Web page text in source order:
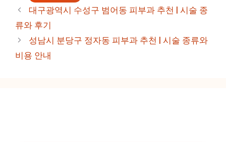
테
고
리
대구광역시 수성구 범어동 피부과 추천 | 시술 종
류와 후기
성남시 분당구 정자동 피부과 추천 | 시술 종류와
비용 안내